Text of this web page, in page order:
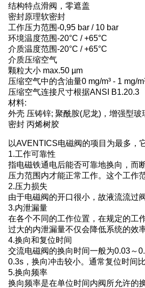
结构特点滑阀，零遮盖
密封原理软密封
工作压力范围-0,95 bar / 10 bar
环境温度范围-20°C / +65°C
介质温度范围-20°C / +65°C
介质压缩空气
颗粒大小 max.50 µm
压缩空气中的含油量0 mg/m³ - 1 mg/
压缩空气连接尺寸根据ANSI B1.20.3
材料:
外壳 压铸锌; 聚酰胺(尼龙)，增强型玻
密封 丙烯树胶
以AVENTICS电磁阀的项目为最多，
1.工作可靠性
指电磁铁通电后能否可靠地换向，而
压力范围内才能正常工作。这个工作
2.压力损失
由于电磁阀的开口很小，故液流流过
3.内泄漏量
在各个不同的工作位置，在规定的工
过大的内泄漏量不仅会降低系统的效
4.换向和复位时间
交流电磁阀的换向时间一般为0.03～
0.3s，换向冲击较小。通常复位时间
5.换向频率
换向频率是在单位时间内阀所允许的